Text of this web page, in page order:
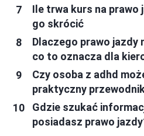
Ile trwa kurs na prawo
go skrócić
Dlaczego prawo jazdy
co to oznacza dla
Czy osoba z adhd
praktyczny
Gdzie szukać
posiadasz prawo